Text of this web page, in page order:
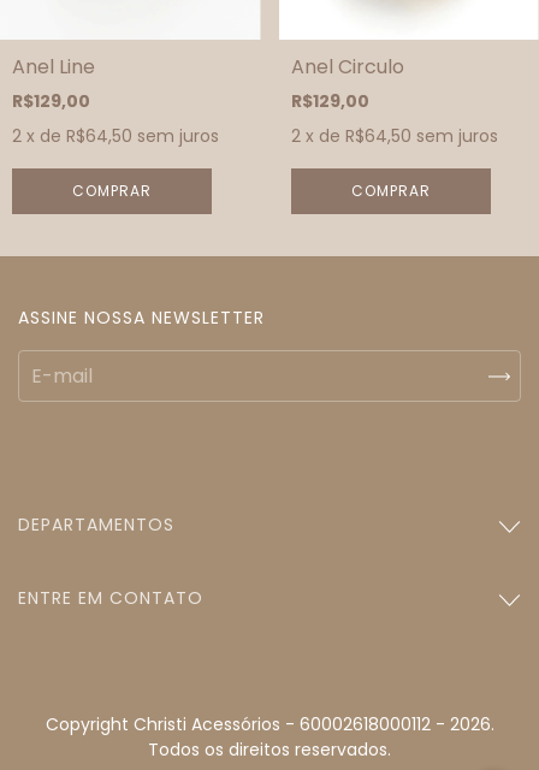
Anel Line
R$129,00
2 x de R$64,50 sem juros
COMPRAR
Anel Circulo
R$129,00
2 x de R$64,50 sem juros
COMPRAR
ASSINE NOSSA NEWSLETTER
DEPARTAMENTOS
ENTRE EM CONTATO
Copyright Christi Acessórios - 60002618000112 - 2026.
Todos os direitos reservados.